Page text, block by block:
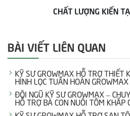
CHẤT LƯỢNG KIẾN
BÀI VIẾT LIÊN QUAN
KỸ SƯ GROWMAX HỖ TRỢ THIẾT
HÌNH LỌC TUẦN HOÀN GROWMAX
ĐỘI NGŨ KỸ SƯ GROWMAX –
HỖ TRỢ BÀ CON NUÔI TÔM KHẮP